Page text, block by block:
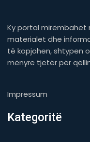
Ky portal mirëmbahet
materialet dhe
të kopjohen, shtypen
mënyre tjetër për
Impressum
Kategoritë